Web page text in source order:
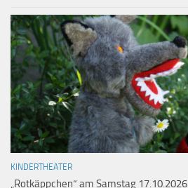
KINDERTHEATER
„Rotkäppchen“ am Samstag 17.10.2026